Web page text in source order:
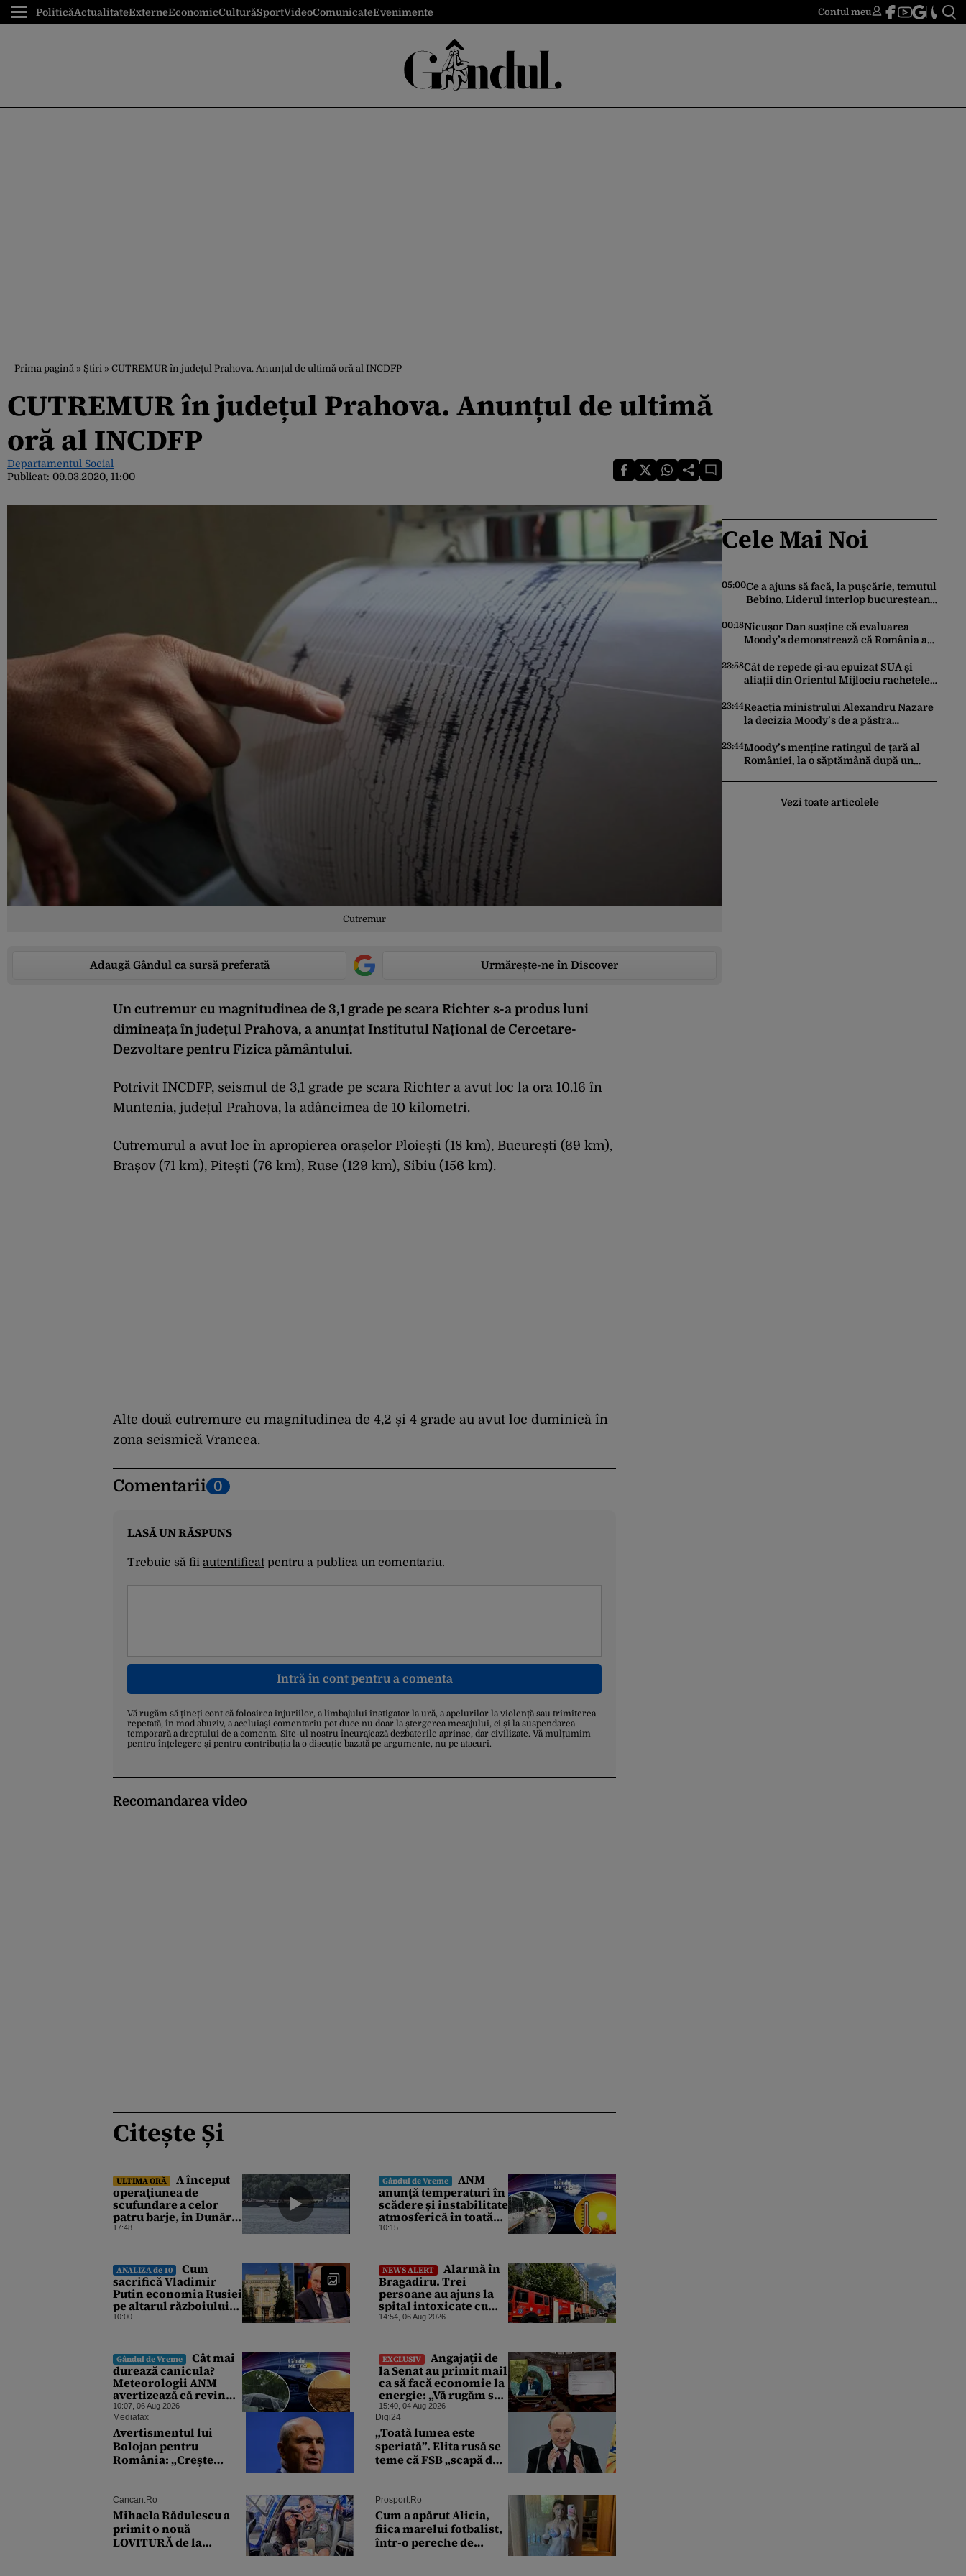
PoliticăActualitateExterneEconomicCulturăSportVideoComunicateEvenimente Contul meu
Prima pagină » Știri » CUTREMUR în județul Prahova. Anunțul de ultimă oră al INCDFP
CUTREMUR în județul Prahova. Anunțul de ultimă
oră al INCDFP
Departamentul Social
Publicat: 09.03.2020, 11:00
Cutremur
Adaugă Gândul ca sursă preferată Urmărește-ne în Discover
Un cutremur cu magnitudinea de 3,1 grade pe scara Richter s-a produs luni
dimineața în județul Prahova, a anunțat Institutul Național de Cercetare-
Dezvoltare pentru Fizica pământului.
Potrivit INCDFP, seismul de 3,1 grade pe scara Richter a avut loc la ora 10.16 în
Muntenia, județul Prahova, la adâncimea de 10 kilometri.
Cutremurul a avut loc în apropierea orașelor Ploiești (18 km), București (69 km),
Brașov (71 km), Pitești (76 km), Ruse (129 km), Sibiu (156 km).
Alte două cutremure cu magnitudinea de 4,2 și 4 grade au avut loc duminică în
zona seismică Vrancea.
Comentarii 0
LASĂ UN RĂSPUNS
Trebuie să fii autentificatpentru a publica un comentariu.
Intră în cont pentru a comenta
Vă rugăm să țineți cont că folosirea injuriilor, a limbajului instigator la ură, a apelurilor la violență sau trimiterea
repetată, în mod abuziv, a aceluiași comentariu pot duce nu doar la ștergerea mesajului, ci și la suspendarea
temporară a dreptului de a comenta. Site-ul nostru încurajează dezbaterile aprinse, dar civilizate. Vă mulțumim
pentru înțelegere și pentru contribuția la o discuție bazată pe argumente, nu pe atacuri.
Recomandarea video
Citește Și
ULTIMA ORĂ
A început
operaţiunea de
scufundare a celor
patru barje, în Dunăre,
pentru creşterea
17:48
Gândul de Vreme
ANM
anunță temperaturi în
scădere și instabilitate
atmosferică în toată
țara. Cum va fi vremea
10:15
ANALIZA de 10
Cum
sacrifică Vladimir
Putin economia Rusiei
pe altarul războiului.
Atlantic Council: O
să apeleze la ultimele
resurse ale Băncii
Centrale
10:00
NEWS ALERT
Alarmă în
Bragadiru. Trei
persoane au ajuns la
spital intoxicate cu
gaze
14:54, 06 Aug 2026
Gândul de Vreme
Cât mai
durează canicula?
Meteorologii ANM
avertizează că revin
vijeliile și ploile
torențiale. Care sunt
zonele vizate,
începând chiar de azi
10:07, 06 Aug 2026
EXCLUSIV
Angajaţii de
la Senat au primit mail
ca să facă economie la
energie: „Vă rugăm să
opriţi aparatele de aer
condiţionat la
sfârşitul programului”
15:40, 04 Aug 2026
Mediafax
Avertismentul lui
Bolojan pentru
România: „Crește
Digi24
„Toată lumea este
speriată”. Elita rusă se
teme că FSB „scapă de
serviciului
Cancan.ro
Mihaela Rădulescu a
primit o nouă
LOVITURĂ de la
Prosport.ro
Cum a apărut Alicia,
fiica marelui fotbalist,
într-o pereche de
Cele Mai Noi
05:00Ce a ajuns să facă, la pușcărie, temutul
Bebino. Liderul interlop bucureștean,
00:18Nicușor Dan susține că evaluarea
Moody’s demonstrează că România a
încrederea investitorilor: „Totuși,
perspectiva rămâne rezervată”
23:58Cât de repede și-au epuizat SUA și
aliații din Orientul Mijlociu rachetele
23:44Reacția ministrului Alexandru Nazare
la decizia Moody’s de a păstra
„Este un răgaz, dar în niciun caz un
motiv de relaxare”
23:44Moody’s menține ratingul de țară al
României, la o săptămână după un
principala vulnerabilitate din raport
Vezi toate articolele